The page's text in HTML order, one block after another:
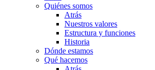
Quiénes somos
Atrás
Nuestros valores
Estructura y funciones
Historia
Dónde estamos
Qué hacemos